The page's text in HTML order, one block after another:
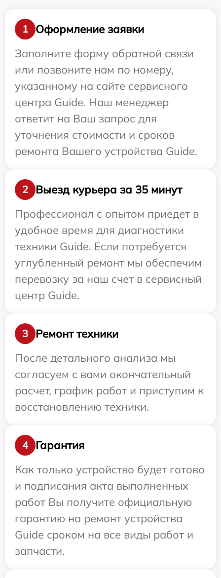
1
Оформление заявки
Заполните форму обратной связи
или позвоните нам по номеру,
указанному на сайте сервисного
центра Guide. Наш менеджер
ответит на Ваш запрос для
уточнения стоимости и сроков
ремонта Вашего устройства Guide.
2
Выезд курьера за 35 минут
Профессионал с опытом приедет в
удобное время для диагностики
техники Guide. Если потребуется
углубленный ремонт мы обеспечим
перевозку за наш счет в сервисный
центр Guide.
3
Ремонт техники
После детального анализа мы
согласуем с вами окончательный
расчет, график работ и приступим к
восстановлению техники.
4
Гарантия
Как только устройство будет готово
и подписания акта выполненных
работ Вы получите официальную
гарантию на ремонт устройства
Guide сроком на все виды работ и
запчасти.